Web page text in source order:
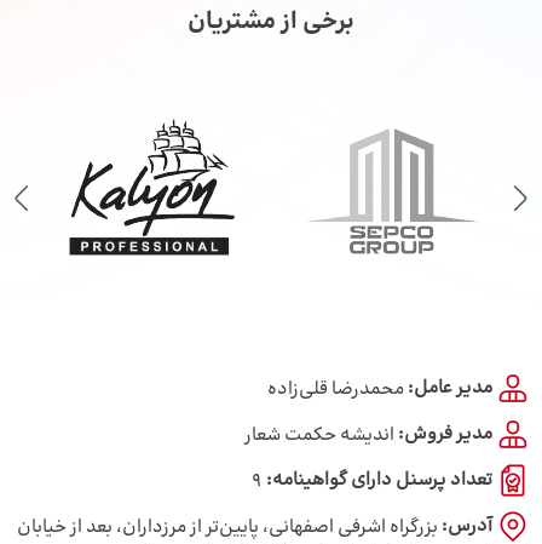
برخی از مشتریان
مدیر عامل:محمدرضا قلی‌زاده
مدیر فروش: اندیشه حکمت شعار
تعداد پرسنل دارای گواهینامه: 9
آدرس: بزرگراه اشرفی اصفهانی، پایین‌تر از مرزداران، بعد از خیابان